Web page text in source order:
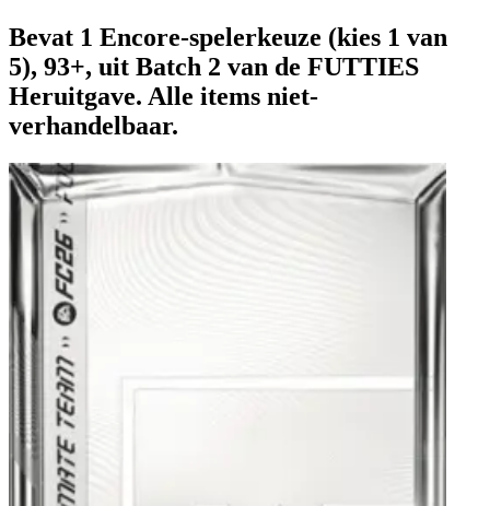
Bevat 1 Encore-spelerkeuze (kies 1 van
5), 93+, uit Batch 2 van de FUTTIES
Heruitgave. Alle items niet-
verhandelbaar.